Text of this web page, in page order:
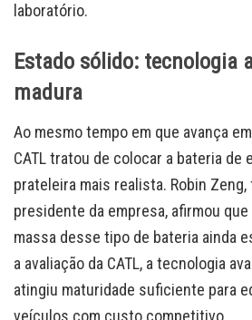
laboratório.
Estado sólido: tecnologia
madura
Ao mesmo tempo em que avança
CATL tratou de colocar a bateria de
prateleira mais realista. Robin Zeng,
presidente da empresa, afirmou
massa desse tipo de bateria ainda
a avaliação da CATL, a tecnologia
atingiu maturidade suficiente para
veículos com custo competitivo.